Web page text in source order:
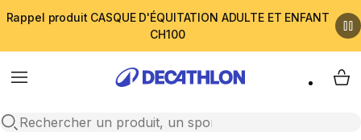
Rappel produit CASQUE D'ÉQUITATION ADULTE ET ENFANT
CH100
Menu
Open search
My